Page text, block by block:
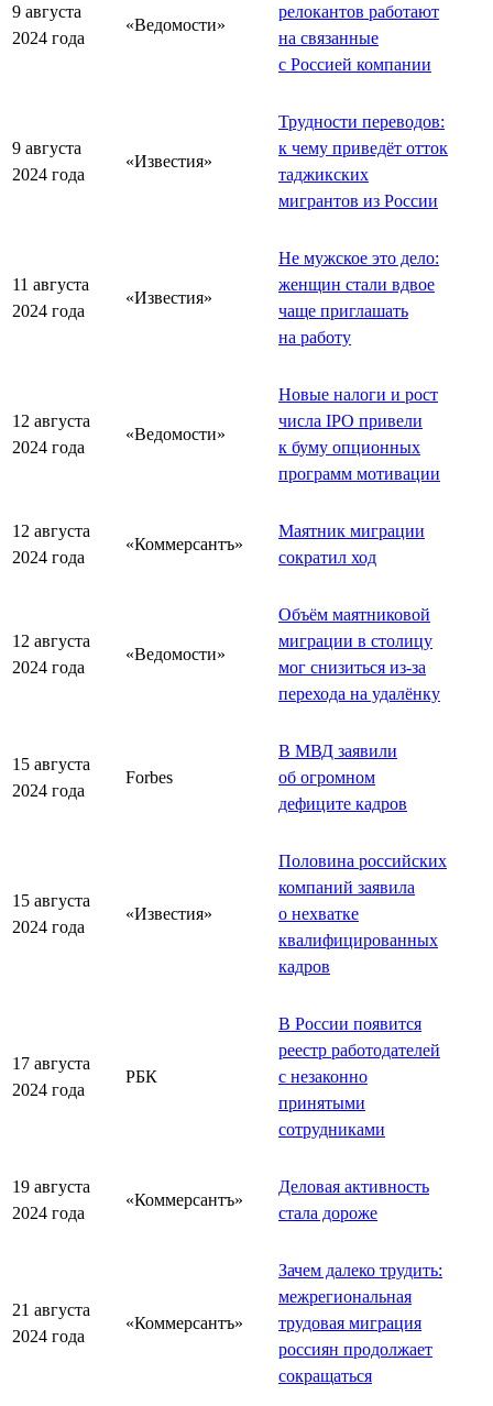
9 августа
2024 года
«Ведомости»
релокантов работают
на связанные
с Россией компании
9 августа
2024 года
«Известия»
Трудности переводов:
к чему приведёт отток
таджикских
мигрантов из России
11 августа
2024 года
«Известия»
Не мужское это дело:
женщин стали вдвое
чаще приглашать
на работу
12 августа
2024 года
«Ведомости»
Новые налоги и рост
числа IPO привели
к буму опционных
программ мотивации
12 августа
2024 года
«Коммерсантъ»
Маятник миграции
сократил ход
12 августа
2024 года
«Ведомости»
Объём маятниковой
миграции в столицу
мог снизиться из-за
перехода на удалёнку
15 августа
2024 года
Forbes
В МВД заявили
об огромном
дефиците кадров
15 августа
2024 года
«Известия»
Половина российских
компаний заявила
о нехватке
квалифицированных
кадров
17 августа
2024 года
РБК
В России появится
реестр работодателей
с незаконно
принятыми
сотрудниками
19 августа
2024 года
«Коммерсантъ»
Деловая активность
стала дороже
21 августа
2024 года
«Коммерсантъ»
Зачем далеко трудить:
межрегиональная
трудовая миграция
россиян продолжает
сокращаться